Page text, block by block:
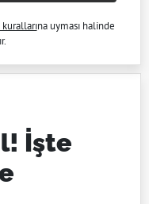
na uyması halinde
İşte